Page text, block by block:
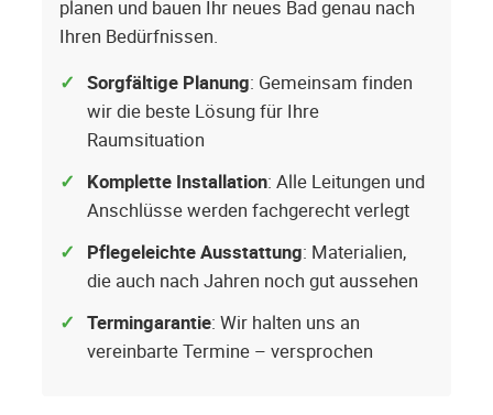
planen und bauen Ihr neues Bad genau nach
Ihren Bedürfnissen.
Sorgfältige Planung: Gemeinsam finden
wir die beste Lösung für Ihre
Raumsituation
Komplette Installation: Alle Leitungen und
Anschlüsse werden fachgerecht verlegt
Pflegeleichte Ausstattung: Materialien,
die auch nach Jahren noch gut aussehen
Termingarantie: Wir halten uns an
vereinbarte Termine – versprochen